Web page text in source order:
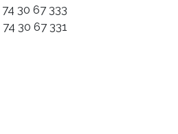
30 67 333
30 67 331